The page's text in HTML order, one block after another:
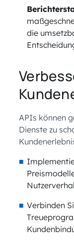
die
APIs können
Dienste zu
Verbinden